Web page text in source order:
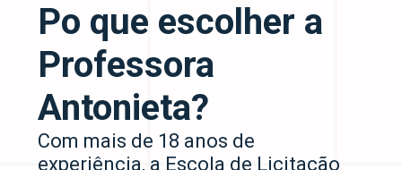
Po que escolher a
Professora
Antonieta?
Com mais de 18 anos de
experiência, a Escola de Licitação